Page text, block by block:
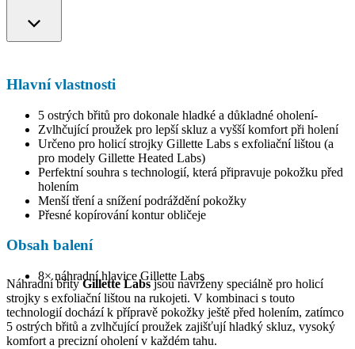
Hlavní vlastnosti
5 ostrých břitů pro dokonale hladké a důkladné oholení-
Zvlhčující proužek pro lepší skluz a vyšší komfort při holení
Určeno pro holicí strojky Gillette Labs s exfoliační lištou (a
pro modely Gillette Heated Labs)
Perfektní souhra s technologií, která připravuje pokožku před
holením
Menší tření a snížení podráždění pokožky
Přesné kopírování kontur obličeje
Obsah balení
8× náhradní hlavice Gillette Labs
Náhradní břityGillette Labsjsou navrženy speciálně pro holicí
strojky s exfoliační lištou na rukojeti. V kombinaci s touto
technologií dochází k přípravě pokožky ještě před holením, zatímco
5 ostrých břitů a zvlhčující proužek zajišťují hladký skluz, vysoký
komfort a precizní oholení v každém tahu.